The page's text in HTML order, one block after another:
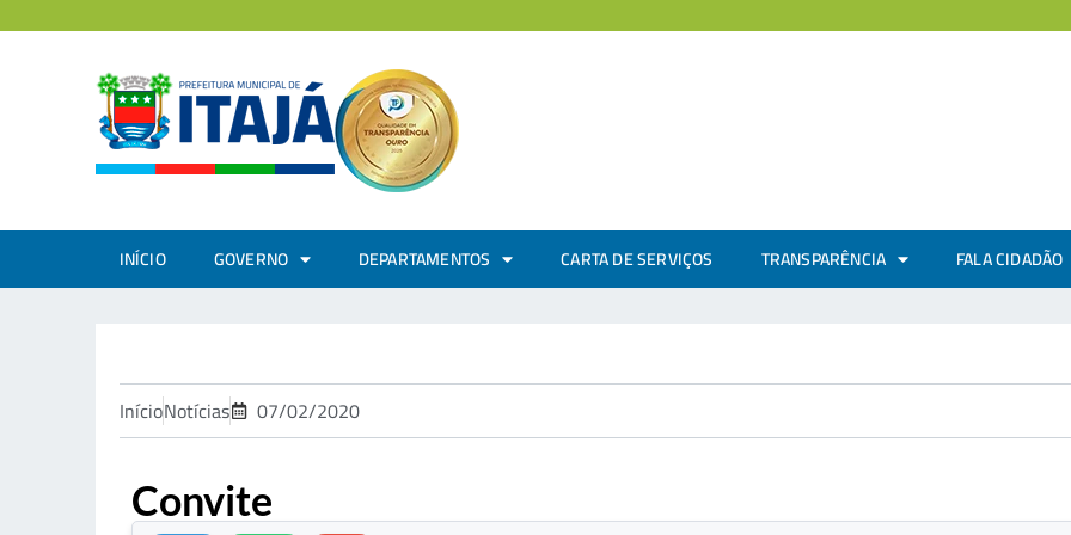
INÍCIO GOVERNO DEPARTAMENTOS CARTA DE SERVIÇOS TRANSPARÊNCIA FALA CIDADÃO
InícioNotícias 07/02/2020
Convite